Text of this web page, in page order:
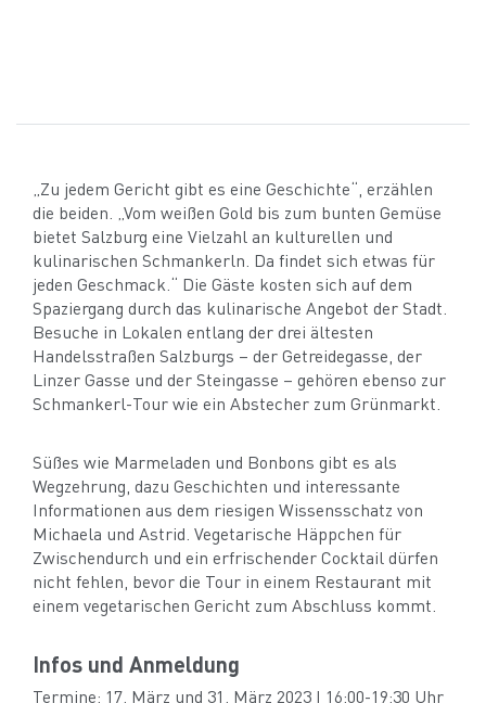
„Zu jedem Gericht gibt es eine Geschichte“, erzählen
die beiden. „Vom weißen Gold bis zum bunten Gemüse
bietet Salzburg eine Vielzahl an kulturellen und
kulinarischen Schmankerln. Da findet sich etwas für
jeden Geschmack.“ Die Gäste kosten sich auf dem
Spaziergang durch das kulinarische Angebot der Stadt.
Besuche in Lokalen entlang der drei ältesten
Handelsstraßen Salzburgs – der Getreidegasse, der
Linzer Gasse und der Steingasse – gehören ebenso zur
Schmankerl-Tour wie ein Abstecher zum Grünmarkt.
Süßes wie Marmeladen und Bonbons gibt es als
Wegzehrung, dazu Geschichten und interessante
Informationen aus dem riesigen Wissensschatz von
Michaela und Astrid. Vegetarische Häppchen für
Zwischendurch und ein erfrischender Cocktail dürfen
nicht fehlen, bevor die Tour in einem Restaurant mit
einem vegetarischen Gericht zum Abschluss kommt.
Infos und Anmeldung
Termine: 17. März und 31. März 2023 I 16:00-19:30 Uhr